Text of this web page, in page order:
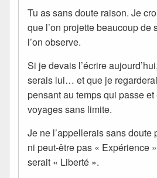
Tu as sans doute raison. Je
que l’on projette beaucoup de
l’on observe.
Si je devais l’écrire
serais lui… et que je
pensant au temps qui passe
voyages sans limite.
Je ne l’appellerais sans doute
ni peut-être pas « Expérience
serait « Liberté ».